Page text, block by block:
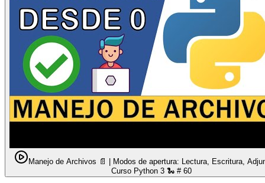
Manejo de Archivos 📄 | Modos de apertura: Lectura, Escritura,
Curso Python 3 🐍 # 60